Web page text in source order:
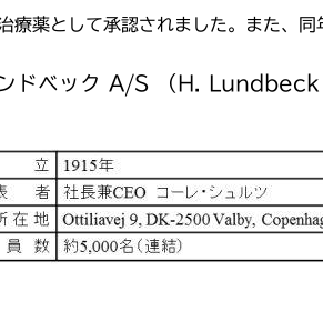
療薬として承認されました。また、
ドベック A/S （H. Lundbeck